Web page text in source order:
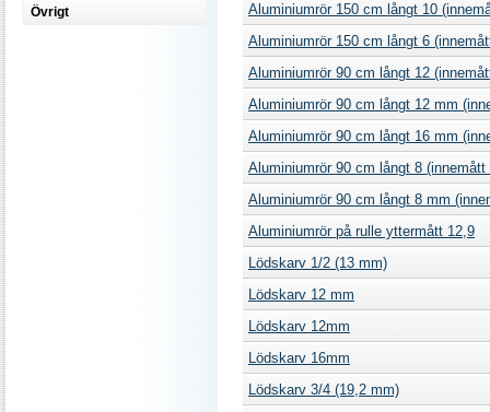
Övrigt
Aluminiumrör 150 cm långt 10
Aluminiumrör 150 cm långt 6
Aluminiumrör 90 cm långt 12
Aluminiumrör 90 cm långt 12 mm
Aluminiumrör 90 cm långt 16 mm
Aluminiumrör 90 cm långt 8
Aluminiumrör 90 cm långt 8 mm
Aluminiumrör på rulle yttermått 12,9
Lödskarv 1/2 (13 mm)
Lödskarv 12 mm
Lödskarv 12mm
Lödskarv 16mm
Lödskarv 3/4 (19,2 mm)